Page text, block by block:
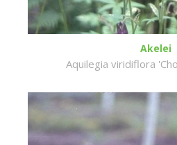
Akelei
Aquilegia viridiflora